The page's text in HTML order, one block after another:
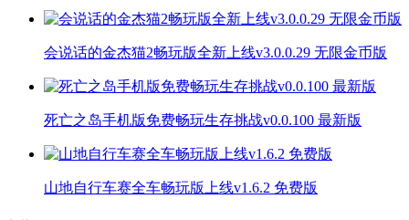
会说话的金杰猫2畅玩版全新上线v3.0.0.29 无限金币版
死亡之岛手机版免费畅玩生存挑战v0.0.100 最新版
山地自行车赛全车畅玩版上线v1.6.2 免费版